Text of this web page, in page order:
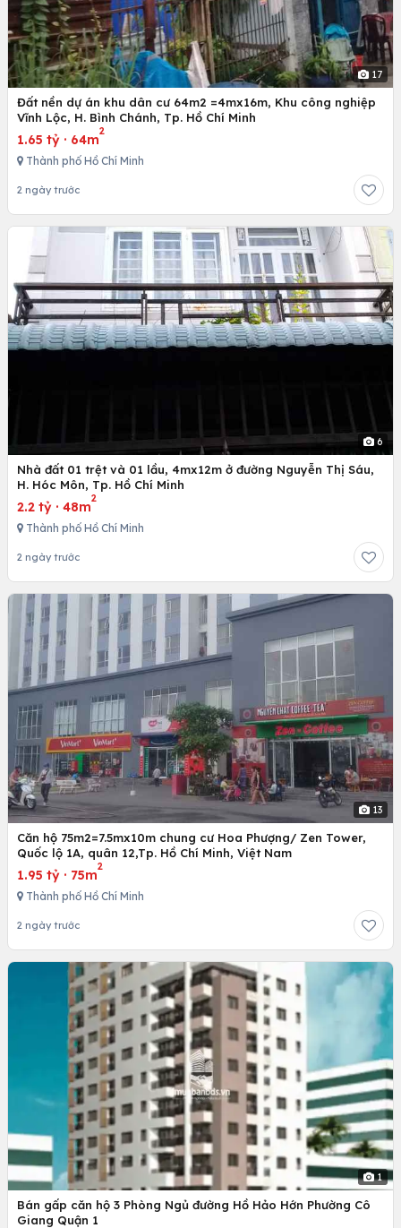
17
Đất nền dự án khu dân cư 64m2 =4mx16m, Khu công nghiệp
Vĩnh Lộc, H. Bình Chánh, Tp. Hồ Chí Minh
1.65 tỷ · 64m
2
Thành phố Hồ Chí Minh
2 ngày trước
6
Nhà đất 01 trệt và 01 lầu, 4mx12m ở đường Nguyễn Thị Sáu,
H. Hóc Môn, Tp. Hồ Chí Minh
2.2 tỷ · 48m
2
Thành phố Hồ Chí Minh
2 ngày trước
13
Căn hộ 75m2=7.5mx10m chung cư Hoa Phượng/ Zen Tower,
Quốc lộ 1A, quân 12,Tp. Hồ Chí Minh, Việt Nam
1.95 tỷ · 75m
2
Thành phố Hồ Chí Minh
2 ngày trước
1
Bán gấp căn hộ 3 Phòng Ngủ đường Hồ Hảo Hớn Phường Cô
Giang Quận 1